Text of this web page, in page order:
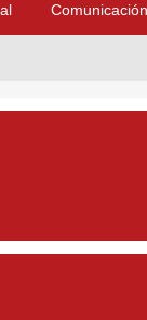
Comunicación